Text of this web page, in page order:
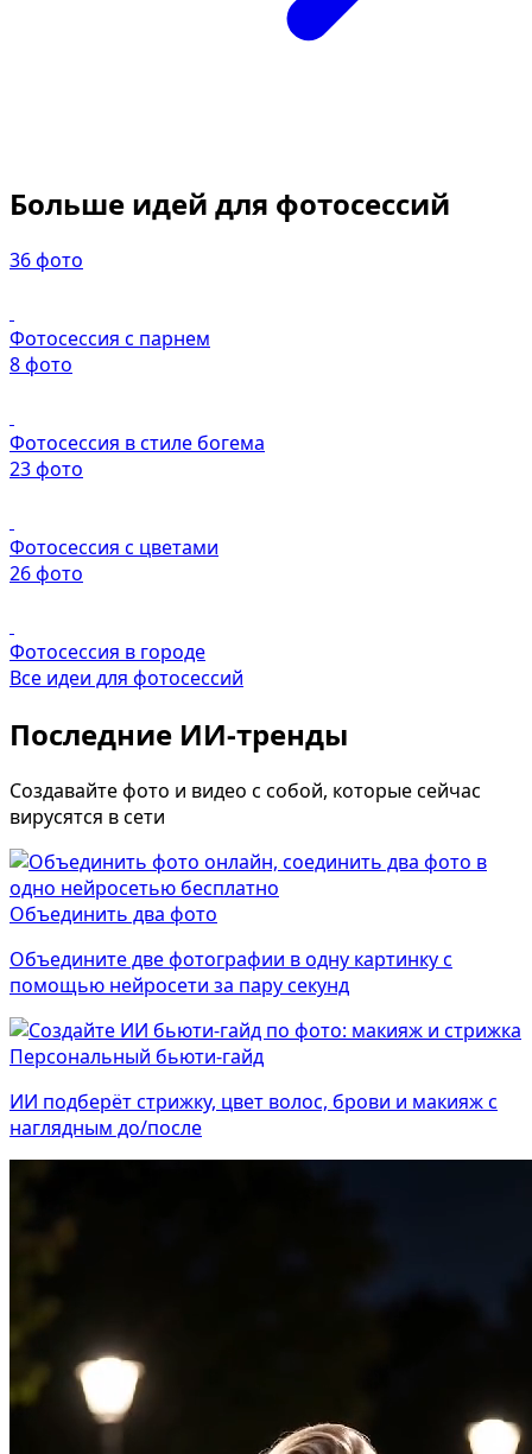
Больше идей для фотосессий
36 фото
Фотосессия с парнем
8 фото
Фотосессия в стиле богема
23 фото
Фотосессия с цветами
26 фото
Фотосессия в городе
Все идеи для фотосессий
Последние ИИ-тренды
Создавайте фото и видео с собой, которые сейчас
вирусятся в сети
Объединить два фото
Объедините две фотографии в одну картинку с
помощью нейросети за пару секунд
Персональный бьюти-гайд
ИИ подберёт стрижку, цвет волос, брови и макияж с
наглядным до/после